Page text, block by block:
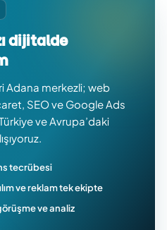
dijitalde
Adana merkezli; web
SEO ve Google Ads
ve Avrupa’daki
tecrübesi
ve reklam tek ekipte
ve analiz